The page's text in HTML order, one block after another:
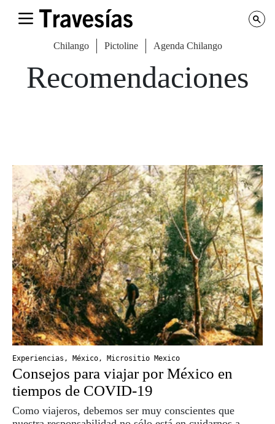
Chilango Pictoline Agenda Chilango
Recomendaciones
Experiencias , México, Micrositio Mexico
Consejos para viajar por México en
tiempos de COVID-19
Como viajeros, debemos ser muy conscientes que